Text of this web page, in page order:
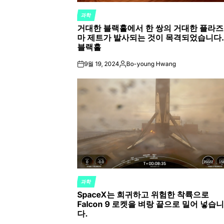
POSTED
IN
과학
거대한 블랙홀에서 한 쌍의 거대한 플라즈
마 제트가 발사되는 것이 목격되었습니다.
블랙홀
on9월 19, 2024Posted
Bo-young Hwang
POSTED
IN
과학
SpaceX는 희귀하고 위험한 착륙으로
Falcon 9 로켓을 벼랑 끝으로 밀어 넣습니
다.